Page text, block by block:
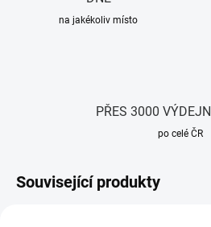
na jakékoliv místo
PŘES 3000
po celé ČR
Související produkty